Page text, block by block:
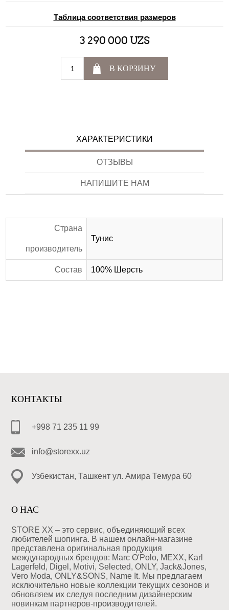
Таблица соответствия размеров
3 290 000 UZS
В КОРЗИНУ
ХАРАКТЕРИСТИКИ
ОТЗЫВЫ
НАПИШИТЕ НАМ
Страна
производитель
Тунис
Состав 100% Шерсть
КОНТАКТЫ
+998 71 235 11 99
info@storexx.uz
Узбекистан, Ташкент ул. Амира Темура 60
О НАС
STORE XX – это сервис, объединяющий всех
любителей шопинга. В нашем онлайн-магазине
представлена оригинальная продукция
международных брендов: Marc O'Polo, MEXX, Karl
Lagerfeld, Digel, Motivi, Selected, ONLY, Jack&Jones,
Vero Moda, ONLY&SONS, Name It. Мы предлагаем
исключительно новые коллекции текущих сезонов и
обновляем их следуя последним дизайнерским
новинкам партнеров-производителей.